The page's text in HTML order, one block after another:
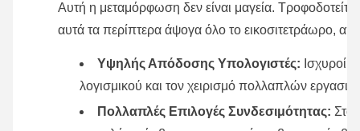
Αυτή η μεταμόρφωση δεν είναι μαγεία.
αυτά τα περίπτερα άψογα όλο το εικοσιτετράωρο,
Υψηλής Απόδοσης Υπολογιστές: Ισχυροί
λογισμικού και τον χειρισμό πολλαπλών
Πολλαπλές Επιλογές Συνδεσιμότητας: